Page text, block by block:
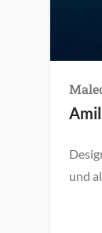
und